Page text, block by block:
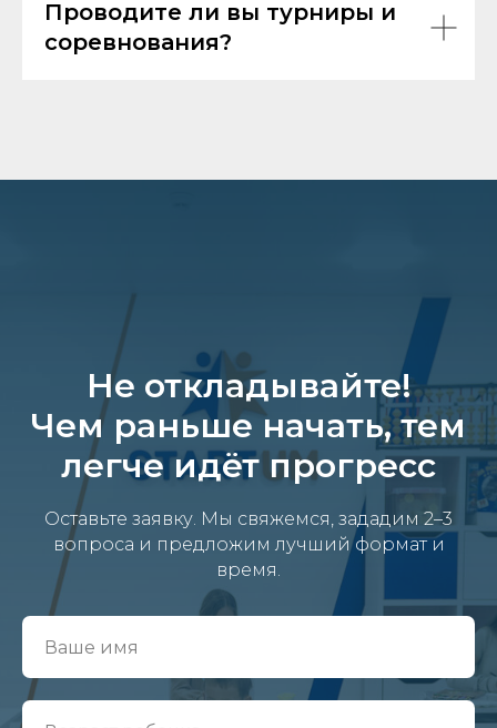
Проводите ли вы турниры и
соревнования?
Не откладывайте!
Чем раньше начать, тем
легче идёт прогресс
Оставьте заявку. Мы свяжемся, зададим 2–3
вопроса и предложим лучший формат и
время.